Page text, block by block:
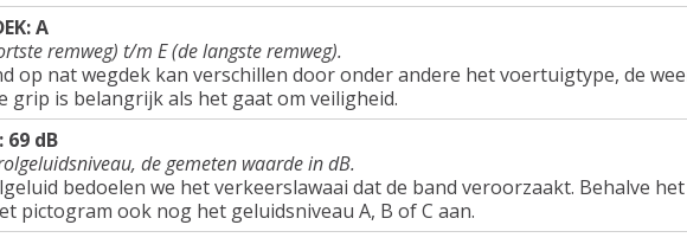
A
remweg) t/m E (de langste remweg).
op nat wegdek kan verschillen door onder andere het voertuigtype, de
grip is belangrijk als het gaat om veiligheid.
69 dB
de gemeten waarde in dB.
bedoelen we het verkeerslawaai dat de band veroorzaakt. Behalve
pictogram ook nog het geluidsniveau A, B of C aan.